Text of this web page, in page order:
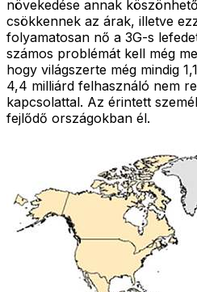
növekedése annak
csökkennek az árak, illetve
folyamatosan nő a 3G-s
számos problémát kell még
hogy világszerte még mindig
4,4 milliárd felhasználó nem
kapcsolattal. Az érintett
fejlődő országokban él.